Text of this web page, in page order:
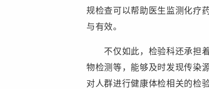
规检查可以帮助医生监测化疗
与有效。
不仅如此，检验科还承担着
物检测等，能够及时发现传染
对人群进行健康体检相关的检